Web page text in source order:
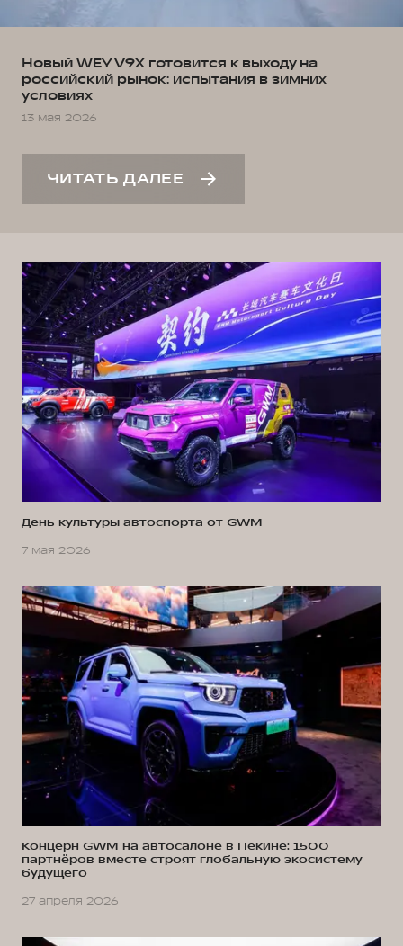
Новый WEY V9X готовится к выходу на
российский рынок: испытания в зимних
условиях
13 мая 2026
ЧИТАТЬ ДАЛЕЕ
День культуры автоспорта от GWM
7 мая 2026
Концерн GWM на автосалоне в Пекине: 1500
партнёров вместе строят глобальную экосистему
будущего
27 апреля 2026